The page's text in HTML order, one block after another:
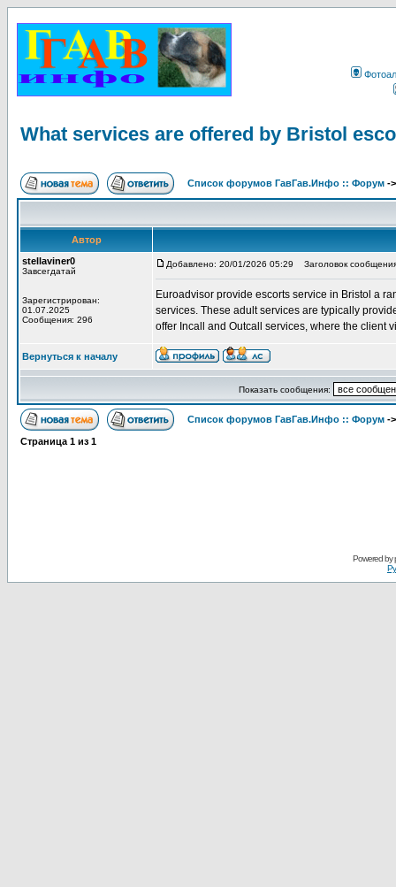
What services are offered by Bristol
Список форумов ГавГав.Инфо :: Форум -
Автор
stellaviner0
Завсегдатай
Зарегистрирован:
01.07.2025
Сообщения: 296
Добавлено: 20/01/2026 05:29 Заголовок
Euroadvisor provide escorts service in Bristol a
services. These adult services are typically
offer Incall and Outcall services, where the client
Вернуться к началу
Показать сообщения:
Список форумов ГавГав.Инфо :: Форум -
Страница 1 из 1
Powered by